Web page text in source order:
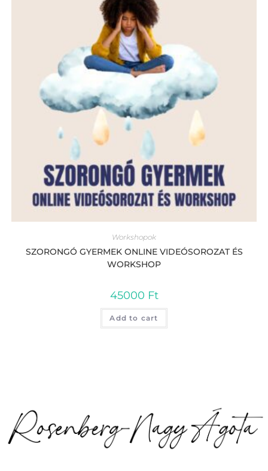
Workshopok
SZORONGÓ GYERMEK ONLINE VIDEÓSOROZAT ÉS
WORKSHOP
45000 Ft
Add to cart